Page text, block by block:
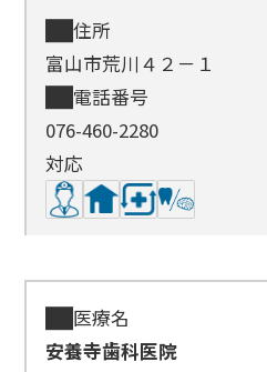
住所
富山市荒川４２－１
電話番号
076-460-2280
対応
医療名
安養寺歯科医院